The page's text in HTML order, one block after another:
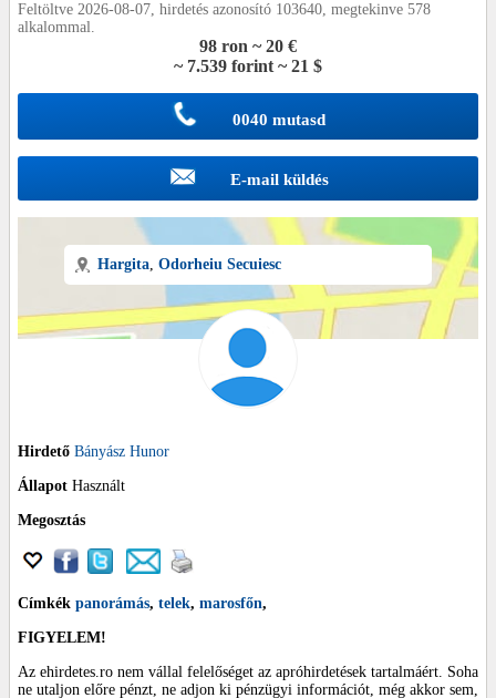
Feltöltve 2026-08-07, hirdetés azonosító 103640, megtekinve 578
alkalommal.
98 ron ~ 20 €
~ 7.539 forint ~ 21 $
0040 mutasd
E-mail küldés
Hargita, Odorheiu Secuiesc
Hirdető Bányász Hunor
Állapot Használt
Megosztás
Címkék panorámás, telek, marosfőn,
FIGYELEM!
Az ehirdetes.ro nem vállal felelőséget az apróhirdetések tartalmáért. Soha
ne utaljon előre pénzt, ne adjon ki pénzügyi információt, még akkor sem,